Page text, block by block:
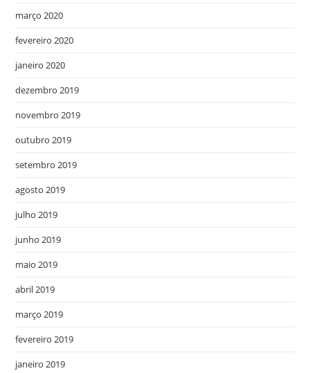
março 2020
fevereiro 2020
janeiro 2020
dezembro 2019
novembro 2019
outubro 2019
setembro 2019
agosto 2019
julho 2019
junho 2019
maio 2019
abril 2019
março 2019
fevereiro 2019
janeiro 2019